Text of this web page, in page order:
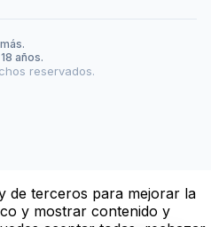
años.
reservados.
de terceros para mejorar la
y mostrar contenido y